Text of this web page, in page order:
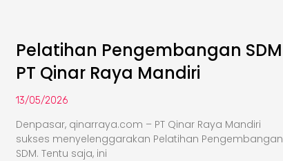
Pelatihan Pengembangan SDM
PT Qinar Raya Mandiri
13/05/2026
Denpasar, qinarraya.com – PT Qinar Raya Mandiri
sukses menyelenggarakan Pelatihan Pengembangan
SDM. Tentu saja, ini